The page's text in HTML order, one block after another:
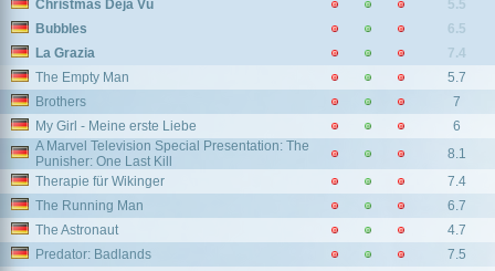
Christmas Déjà Vu
5.5
Bubbles
6.5
La Grazia
7.4
The Empty Man
5.7
Brothers
7
My Girl - Meine erste Liebe
6
A Marvel Television Special Presentation: The
Punisher: One Last Kill
8.1
Therapie für Wikinger
7.4
The Running Man
6.7
The Astronaut
4.7
Predator: Badlands
7.5